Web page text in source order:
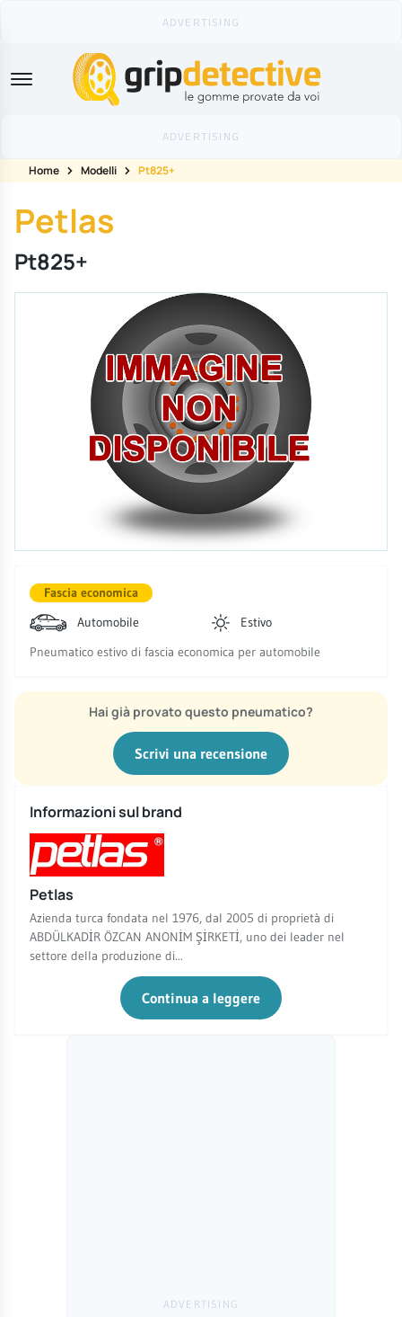
GripDetective
Home Modelli Pt825+
Petlas
Pt825+
Fascia economica
Automobile
Estivo
Pneumatico estivo di fascia economica per automobile
Hai già provato questo pneumatico?
Scrivi una recensione
Informazioni sul brand
Petlas
Azienda turca fondata nel 1976, dal 2005 di proprietà di
ABDÜLKADİR ÖZCAN ANONİM ŞİRKETİ, uno dei leader nel
settore della produzione di...
Continua a leggere